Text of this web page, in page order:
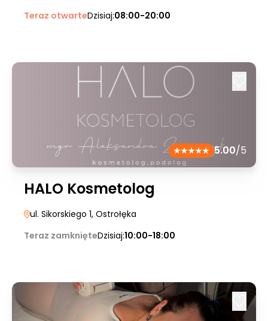
Teraz otwarteDzisiaj:08:00-20:00
5.00/5
HALO Kosmetolog
ul. Sikorskiego 1, Ostrołęka
Teraz zamknięteDzisiaj:10:00-18:00